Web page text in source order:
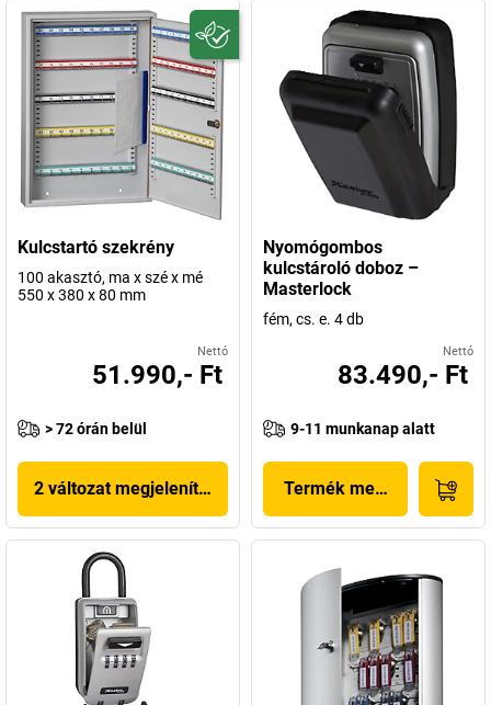
Kulcstartó szekrény
100 akasztó, ma x szé x mé
550 x 380 x 80 mm
Nettó
51.990,- Ft
> 72 órán belül
2 változat megjelenítése
Nyomógombos
kulcstároló doboz –
Masterlock
fém, cs. e. 4 db
Nettó
83.490,- Ft
9-11 munkanap alatt
Termék megjelenítése